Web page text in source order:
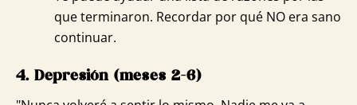
que terminaron. Recordar por qué NO era sano
continuar.
4. Depresión (meses 2-6)